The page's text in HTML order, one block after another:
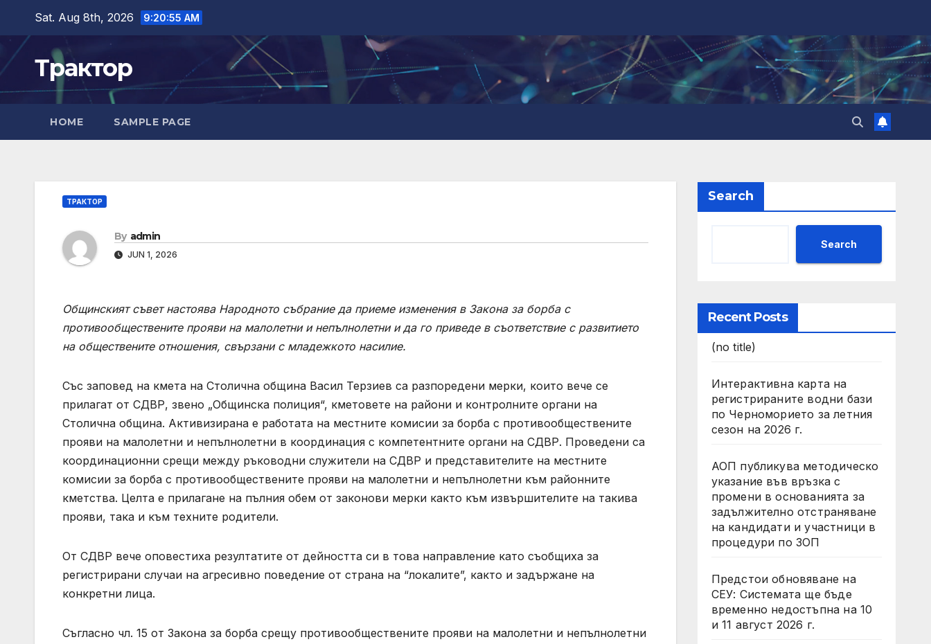
content
Sat. Aug 8th, 2026 9:20:56 AM
Трактор
HOME SAMPLE PAGE
ТРАКТОР
By admin
JUN 1, 2026
Общинският съвет настоява Народното събрание да приеме изменения в Закона за борба с
противообществените прояви на малолетни и непълнолетни и да го приведе в съответствие с развитието
на обществените отношения, свързани с младежкото насилие.
Със заповед на кмета на Столична община Васил Терзиев са разпоредени мерки, които вече се
прилагат от СДВР, звено „Общинска полиция“, кметовете на райони и контролните органи на
Столична община. Активизирана е работата на местните комисии за борба с противообществените
прояви на малолетни и непълнолетни в координация с компетентните органи на СДВР. Проведени са
координационни срещи между ръководни служители на СДВР и представителите на местните
комисии за борба с противообществените прояви на малолетни и непълнолетни към районните
кметства. Целта е прилагане на пълния обем от законови мерки както към извършителите на такива
прояви, така и към техните родители.
От СДВР вече оповестиха резултатите от дейността си в това направление като съобщиха за
регистрирани случаи на агресивно поведение от страна на “локалите”, както и задържане на
конкретни лица.
Съгласно чл. 15 от Закона за борба срещу противообществените прояви на малолетни и непълнолетни
Search
Search
Recent Posts
(no title)
Интерактивна карта на
регистрираните водни бази
по Черноморието за летния
сезон на 2026 г.
АОП публикува методическо
указание във връзка с
промени в основанията за
задължително отстраняване
на кандидати и участници в
процедури по ЗОП
Предстои обновяване на
СЕУ: Системата ще бъде
временно недостъпна на 10
и 11 август 2026 г.